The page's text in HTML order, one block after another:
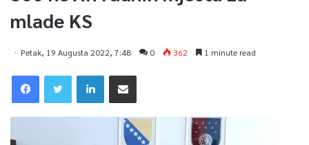
mlade KS
Petak, 19 Augusta 2022, 7:48 0 362 1 minute read